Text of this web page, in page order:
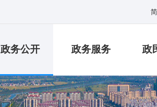
政务公开 政务服务 政